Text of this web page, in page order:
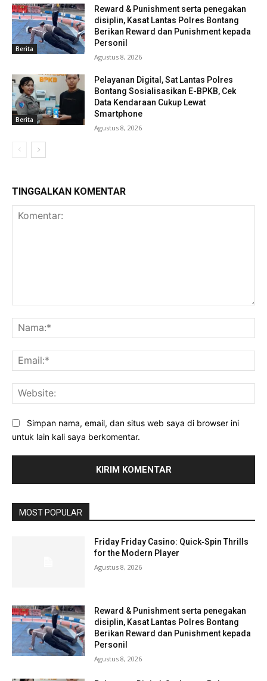
Berita
Reward & Punishment serta penegakan
disiplin, Kasat Lantas Polres Bontang
Berikan Reward dan Punishment kepada
Personil
Agustus 8, 2026
Berita
Pelayanan Digital, Sat Lantas Polres
Bontang Sosialisasikan E-BPKB, Cek
Data Kendaraan Cukup Lewat
Smartphone
Agustus 8, 2026
TINGGALKAN KOMENTAR
Simpan nama, email, dan situs web saya di browser ini
untuk lain kali saya berkomentar.
MOST POPULAR
Friday Friday Casino: Quick‑Spin Thrills
for the Modern Player
Agustus 8, 2026
Reward & Punishment serta penegakan
disiplin, Kasat Lantas Polres Bontang
Berikan Reward dan Punishment kepada
Personil
Agustus 8, 2026